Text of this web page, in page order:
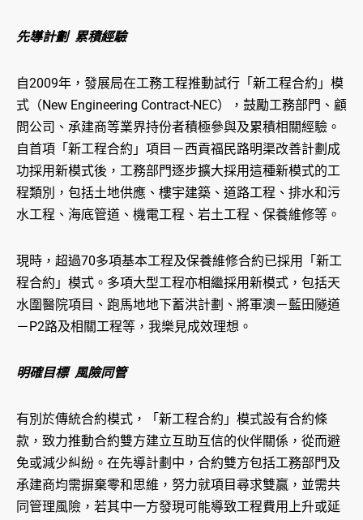
先導計劃 累積經驗
自2009年，發展局在工務工程推動試行「新工程合約」模
式（New Engineering Contract-NEC），鼓勵工務部門、顧
問公司、承建商等業界持份者積極參與及累積相關經驗。
自首項「新工程合約」項目－西貢福民路明渠改善計劃成
功採用新模式後，工務部門逐步擴大採用這種新模式的工
程類別，包括土地供應、樓宇建築、道路工程、排水和污
水工程、海底管道、機電工程、岩土工程、保養維修等。
現時，超過70多項基本工程及保養維修合約已採用「新工
程合約」模式。多項大型工程亦相繼採用新模式，包括天
水圍醫院項目、跑馬地地下蓄洪計劃、將軍澳－藍田隧道
－P2路及相關工程等，我樂見成效理想。
明確目標 風險同管
有別於傳統合約模式，「新工程合約」模式設有合約條
款，致力推動合約雙方建立互助互信的伙伴關係，從而避
免或減少糾紛。在先導計劃中，合約雙方包括工務部門及
承建商均需摒棄零和思維，努力就項目尋求雙贏，並需共
同管理風險，若其中一方發現可能導致工程費用上升或延